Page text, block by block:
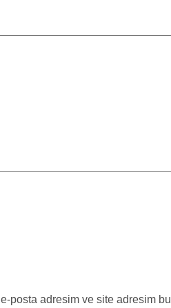
posta adresim ve site adresim bu